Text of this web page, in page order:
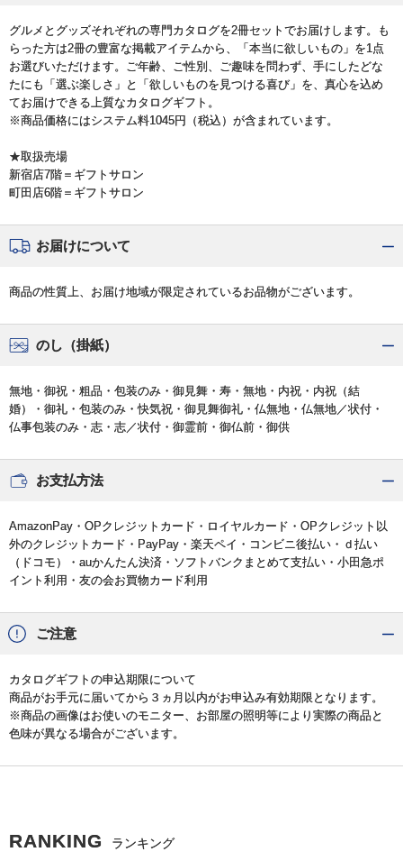
グルメとグッズそれぞれの専門カタログを2冊セットでお届けします。も
らった方は2冊の豊富な掲載アイテムから、「本当に欲しいもの」を1点
お選びいただけます。ご年齢、ご性別、ご趣味を問わず、手にしたどな
たにも「選ぶ楽しさ」と「欲しいものを見つける喜び」を、真心を込め
てお届けできる上質なカタログギフト。
※商品価格にはシステム料1045円（税込）が含まれています。
★取扱売場
新宿店7階＝ギフトサロン
町田店6階＝ギフトサロン
お届けについて
商品の性質上、お届け地域が限定されているお品物がございます。
のし（掛紙）
無地・御祝・粗品・包装のみ・御見舞・寿・無地・内祝・内祝（結
婚）・御礼・包装のみ・快気祝・御見舞御礼・仏無地・仏無地／状付・
仏事包装のみ・志・志／状付・御霊前・御仏前・御供
お支払方法
AmazonPay・OPクレジットカード・ロイヤルカード・OPクレジット以
外のクレジットカード・PayPay・楽天ペイ・コンビニ後払い・ｄ払い
（ドコモ）・auかんたん決済・ソフトバンクまとめて支払い・小田急ポ
イント利用・友の会お買物カード利用
ご注意
カタログギフトの申込期限について
商品がお手元に届いてから３ヵ月以内がお申込み有効期限となります。
※商品の画像はお使いのモニター、お部屋の照明等により実際の商品と
色味が異なる場合がございます。
RANKING ランキング